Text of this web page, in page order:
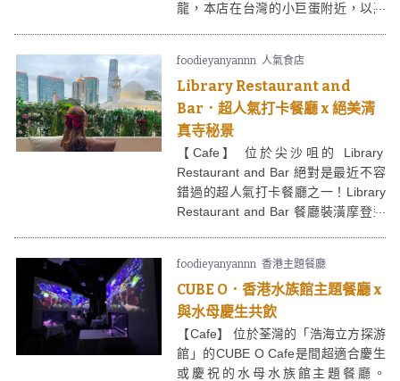
龍，本店在台灣的小巨蛋附近，以惡
foodieyanyannn 人氣食店
Library Restaurant and
Bar．超人氣打卡餐廳 x 絕美清
真寺秘景
【Cafe】 位於尖沙咀的 Library
Restaurant and Bar 絕對是最近不容
錯過的超人氣打卡餐廳之一！Library
Restaurant and Bar 餐廳裝潢摩登型
難怪成為近期大熱的「打卡秘景」！
foodieyanyannn 香港主題餐廳
CUBE O．香港水族館主題餐廳 x
與水母慶生共飲
【Cafe】 位於荃灣的「浩海立方探游
館」的CUBE O Cafe是間超適合慶生
或慶祝的水母水族館主題餐廳。